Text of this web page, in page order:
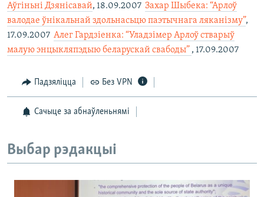
Аўгіньні Дзянісавай, 18.09.2007  Захар Шыбека: “Арлоў
валодае ўнікальнай здольнасьцю паэтычнага ляканізму”,
17.09.2007  Алег Гардзіенка: “Уладзімер Арлоў стварыў
малую энцыкляпэдыю беларускай свабоды” , 17.09.2007
Падзяліцца Без VPN
Сачыце за абнаўленьнямі
Выбар рэдакцыі